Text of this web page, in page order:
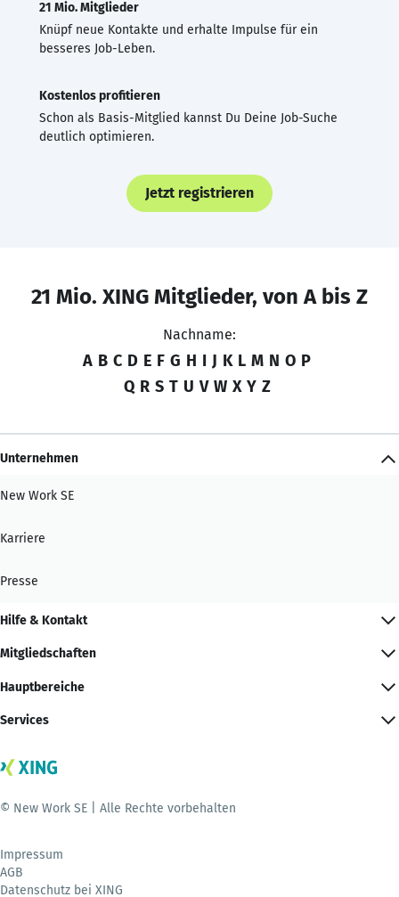
21 Mio. Mitglieder
Knüpf neue Kontakte und erhalte Impulse für ein
besseres Job-Leben.
Kostenlos profitieren
Schon als Basis-Mitglied kannst Du Deine Job-Suche
deutlich optimieren.
Jetzt registrieren
21 Mio. XING Mitglieder, von A bis Z
Nachname:
A B C D E F G H I J K L M N O P
Q R S T U V W X Y Z
Unternehmen
New Work SE
Karriere
Presse
Hilfe & Kontakt
Mitgliedschaften
Hauptbereiche
Services
© New Work SE | Alle Rechte vorbehalten
Impressum
AGB
Datenschutz bei XING